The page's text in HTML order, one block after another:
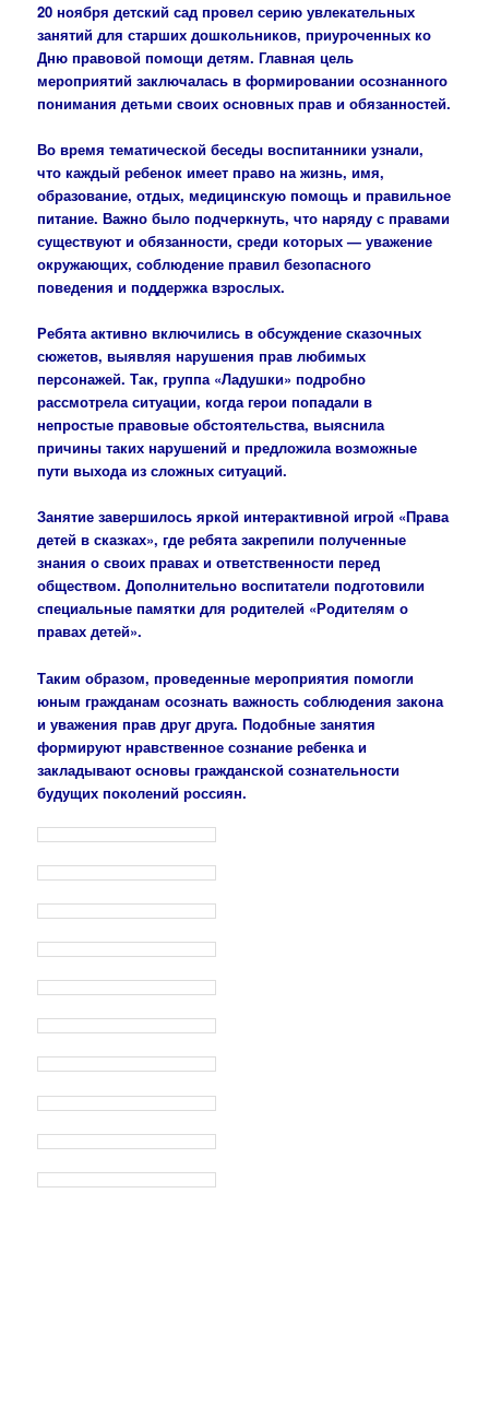
20 ноября детский сад провел серию увлекательных
занятий для старших дошкольников, приуроченных ко
Дню правовой помощи детям. Главная цель
мероприятий заключалась в формировании осознанного
понимания детьми своих основных прав и обязанностей.
Во время тематической беседы воспитанники узнали,
что каждый ребенок имеет право на жизнь, имя,
образование, отдых, медицинскую помощь и правильное
питание. Важно было подчеркнуть, что наряду с правами
существуют и обязанности, среди которых — уважение
окружающих, соблюдение правил безопасного
поведения и поддержка взрослых.
Ребята активно включились в обсуждение сказочных
сюжетов, выявляя нарушения прав любимых
персонажей. Так, группа «Ладушки» подробно
рассмотрела ситуации, когда герои попадали в
непростые правовые обстоятельства, выяснила
причины таких нарушений и предложила возможные
пути выхода из сложных ситуаций.
Занятие завершилось яркой интерактивной игрой «Права
детей в сказках», где ребята закрепили полученные
знания о своих правах и ответственности перед
обществом. Дополнительно воспитатели подготовили
специальные памятки для родителей «Родителям о
правах детей».
Таким образом, проведенные мероприятия помогли
юным гражданам осознать важность соблюдения закона
и уважения прав друг друга. Подобные занятия
формируют нравственное сознание ребенка и
закладывают основы гражданской сознательности
будущих поколений россиян.